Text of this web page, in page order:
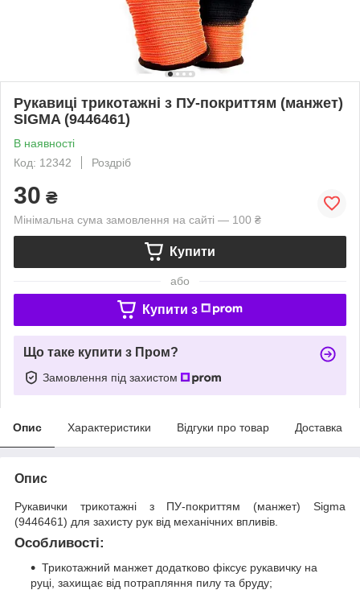
Рукавиці трикотажні з ПУ-покриттям (манжет)
SIGMA (9446461)
В наявності
Код: 12342
Роздріб
30 ₴
Мінімальна сума замовлення на сайті — 100 ₴
Купити
або
Купити з
Що таке купити з Пром?
Замовлення під захистом
Опис Характеристики Відгуки про товар Доставка
Опис
Рукавички трикотажні з ПУ-покриттям (манжет) Sigma
(9446461) для захисту рук від механічних впливів.
Особливості:
Трикотажний манжет додатково фіксує рукавичку на
руці, захищає від потрапляння пилу та бруду;